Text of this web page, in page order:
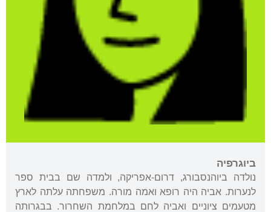
ביוגרפיה
נולדה ביוהנסבורג, דרום-אפריקה, ולמדה שם בבית ספר
לנערות. אביה היה רופא ואמה מורה. משפחתה עלתה לארץ
מטעמים ציוניים ואביה לחם במלחמת השחרור. בבגרותה